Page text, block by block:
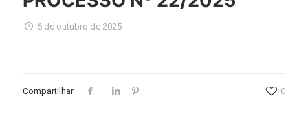
6 de outubro de 2025
Compartilhar 0